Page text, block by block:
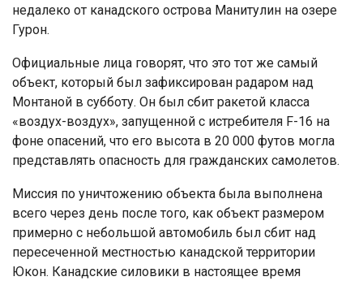
недалеко от канадского острова Манитулин на озере
Гурон.
Официальные лица говорят, что это тот же самый
объект, который был зафиксирован радаром над
Монтаной в субботу. Он был сбит ракетой класса
«воздух-воздух», запущенной с истребителя F-16 на
фоне опасений, что его высота в 20 000 футов могла
представлять опасность для гражданских самолетов.
Миссия по уничтожению объекта была выполнена
всего через день после того, как объект размером
примерно с небольшой автомобиль был сбит над
пересеченной местностью канадской территории
Юкон. Канадские силовики в настоящее время